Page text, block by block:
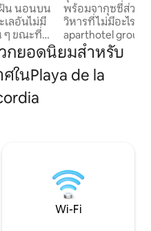
น นอนบน
ลอันไม่มี
ๆ ขณะที่
ด้รับการ
ถานที่ที่มี
เป็นสถาน
ห์และมีทุก
รรมชาติ
ส่องสว่าง
พื่อผ่อน
ล อพาร์ท
เล หนึ่ง
พร้อมจากุซซี่ส่วน
วิหารที่ไม่มีอะไรบดบัง เพนท์เฮาส์โด
aparthotel group
ที่สุดความสะดวกส
และทำเลที่ตั้งที่ไม่
ต้องการใช้ชีวิตอย่
กาอย่างแท้จริง ภ
ห้องนอนที่กว้างข
เตียงคู่ที่สะดวกสบ
และโซฟาเบด การ
กยอดนิยมสำหรับ
ในPlaya de la
Wi-Fi